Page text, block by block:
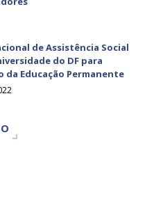
de Assistência Social
do DF para
da Educação Permanente